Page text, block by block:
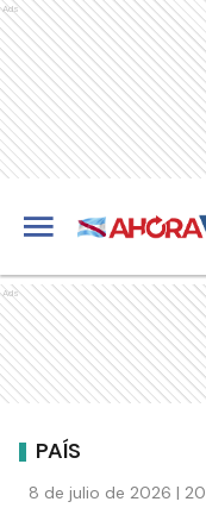
Ads
Ads
PAÍS
8 de julio de 2026 |